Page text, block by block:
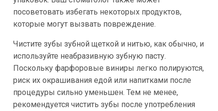
посоветовать избегать некоторых продуктов,
которые могут вызвать повреждение.
Чистите зубы зубной щеткой и нитью, как обычно, и
используйте неабразивную зубную пасту.
Поскольку фарфоровые виниры легко полируются,
риск их окрашивания едой или напитками после
процедуры сильно уменьшен. Тем не менее,
рекомендуется чистить зубы после употребления